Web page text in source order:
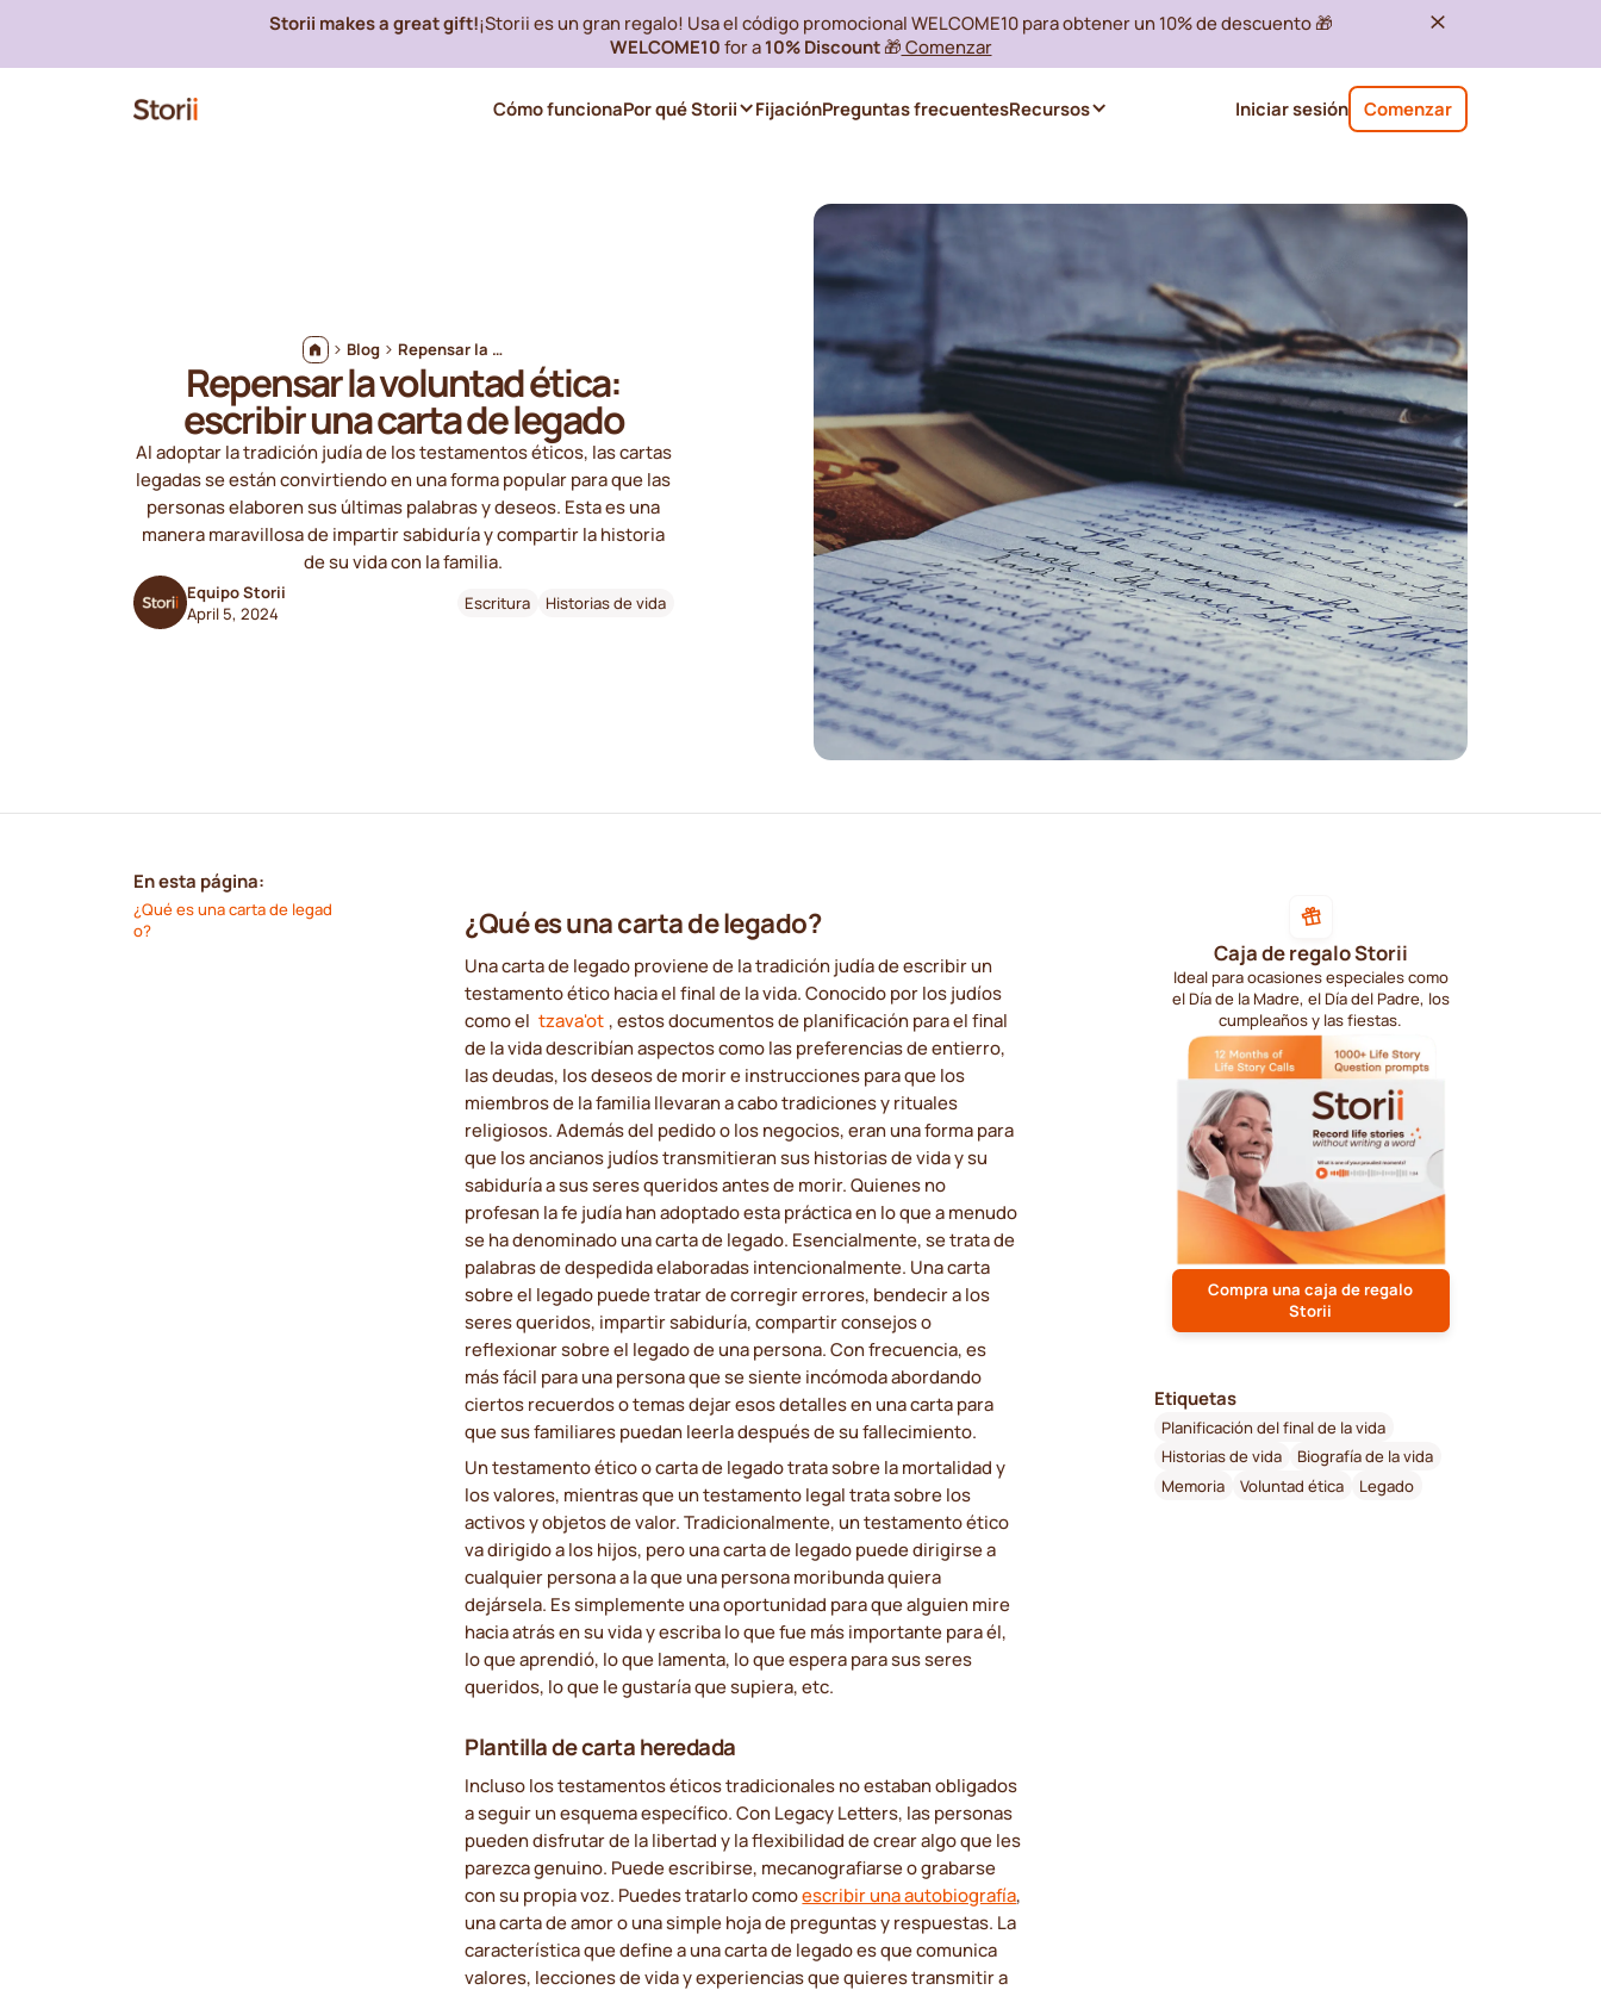
Storii makes a great gift!¡Storii es un gran regalo! Usa el código promocional WELCOME10 para obtener un 10% de descuento 🎁
WELCOME10 for a10% Discount🎁 Comenzar
Iniciar sesión Comenzar
Cómo funcionaPor qué Storii FijaciónPreguntas frecuentesRecursos
Blog Repensar la voluntad ética: escribir una carta de legado
Repensar la voluntad ética:
escribir una carta de legado
Al adoptar la tradición judía de los testamentos éticos, las cartas
legadas se están convirtiendo en una forma popular para que las
personas elaboren sus últimas palabras y deseos. Esta es una
manera maravillosa de impartir sabiduría y compartir la historia
de su vida con la familia.
Equipo Storii
April 5, 2024
Escritura Historias de vida
En esta página:
¿Qué es una carta de legad
o?
¿Qué es una carta de legado?
Una carta de legado proviene de la tradición judía de escribir un
testamento ético hacia el final de la vida. Conocido por los judíos
como el tzava'ot , estos documentos de planificación para el final
de la vida describían aspectos como las preferencias de entierro,
las deudas, los deseos de morir e instrucciones para que los
miembros de la familia llevaran a cabo tradiciones y rituales
religiosos. Además del pedido o los negocios, eran una forma para
que los ancianos judíos transmitieran sus historias de vida y su
sabiduría a sus seres queridos antes de morir. Quienes no
profesan la fe judía han adoptado esta práctica en lo que a menudo
se ha denominado una carta de legado. Esencialmente, se trata de
palabras de despedida elaboradas intencionalmente. Una carta
sobre el legado puede tratar de corregir errores, bendecir a los
seres queridos, impartir sabiduría, compartir consejos o
reflexionar sobre el legado de una persona. Con frecuencia, es
más fácil para una persona que se siente incómoda abordando
ciertos recuerdos o temas dejar esos detalles en una carta para
que sus familiares puedan leerla después de su fallecimiento.
Un testamento ético o carta de legado trata sobre la mortalidad y
los valores, mientras que un testamento legal trata sobre los
activos y objetos de valor. Tradicionalmente, un testamento ético
va dirigido a los hijos, pero una carta de legado puede dirigirse a
cualquier persona a la que una persona moribunda quiera
dejársela. Es simplemente una oportunidad para que alguien mire
hacia atrás en su vida y escriba lo que fue más importante para él,
lo que aprendió, lo que lamenta, lo que espera para sus seres
queridos, lo que le gustaría que supiera, etc.
Plantilla de carta heredada
Incluso los testamentos éticos tradicionales no estaban obligados
a seguir un esquema específico. Con Legacy Letters, las personas
pueden disfrutar de la libertad y la flexibilidad de crear algo que les
parezca genuino. Puede escribirse, mecanografiarse o grabarse
con su propia voz. Puedes tratarlo comoescribir una autobiografía,
una carta de amor o una simple hoja de preguntas y respuestas. La
característica que define a una carta de legado es que comunica
valores, lecciones de vida y experiencias que quieres transmitir a
Caja de regalo Storii
Ideal para ocasiones especiales como
el Día de la Madre, el Día del Padre, los
cumpleaños y las fiestas.
Compra una caja de regalo
Storii
Etiquetas
Planificación del final de la vida
Historias de vida
Biografía de la vida
Memoria
Voluntad ética Legado